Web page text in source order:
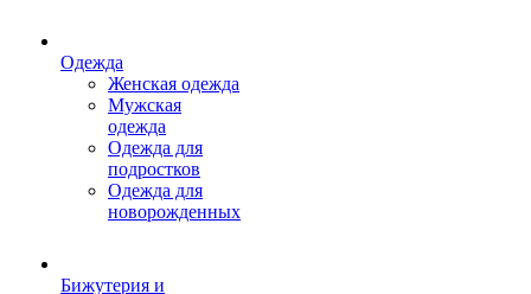
Одежда
Женская одежда
Мужская
одежда
Одежда для
подростков
Одежда для
новорожденных
Бижутерия и